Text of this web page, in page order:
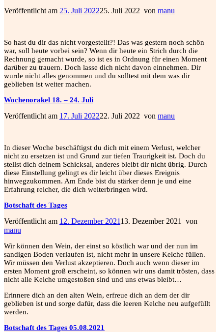
Veröffentlicht am 25. Juli 202225. Juli 2022 von manu
So hast du dir das nicht vorgestellt?! Das was gestern noch schön
war, soll heute vorbei sein? Wenn dir heute ein Strich durch die
Rechnung gemacht wurde, so ist es in Ordnung für einen Moment
darüber zu trauern. Doch lasse dich nicht davon einnehmen. Dir
wurde nicht alles genommen und du solltest mit dem was dir
geblieben ist weiter machen.
Wochenorakel 18. – 24. Juli
Veröffentlicht am 17. Juli 202222. Juli 2022 von manu
In dieser Woche beschäftigst du dich mit einem Verlust, welcher
nicht zu ersetzen ist und Grund zur tiefen Traurigkeit ist. Doch du
stellst dich deinem Schicksal, anderes bleibt dir nicht übrig. Durch
diese Einstellung gelingt es dir leicht über dieses Ereignis
hinwegzukommen. Am Ende bist du stärker denn je und eine
Erfahrung reicher, die dich weiterbringen wird.
Botschaft des Tages
Veröffentlicht am 12. Dezember 202113. Dezember 2021
von
manu
Wir können den Wein, der einst so köstlich war und der nun im
sandigen Boden verlaufen ist, nicht mehr in unsere Kelche füllen.
Wir müssen den Verlust akzeptieren. Doch auch wenn dieser im
ersten Moment groß erscheint, so können wir uns damit trösten, dass
nicht alle Kelche umgestoßen sind und uns etwas bleibt…
Erinnere dich an den alten Wein, erfreue dich an dem der dir
geblieben ist und sorge dafür, dass die leeren Kelche neu aufgefüllt
werden.
Botschaft des Tages 05.08.2021